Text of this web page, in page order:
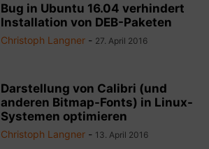
Bug in Ubuntu 16.04 verhindert
Installation von DEB-Paketen
Christoph Langner - 27. April 2016
Darstellung von Calibri (und
anderen Bitmap-Fonts) in Linux-
Systemen optimieren
Christoph Langner - 13. April 2016